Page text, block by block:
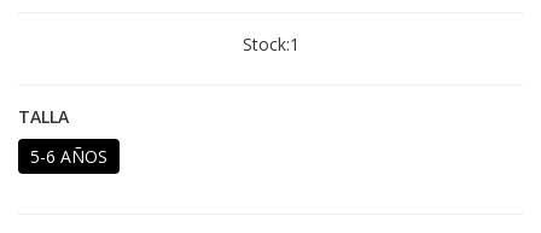
Stock:1
TALLA
5-6 AÑOS